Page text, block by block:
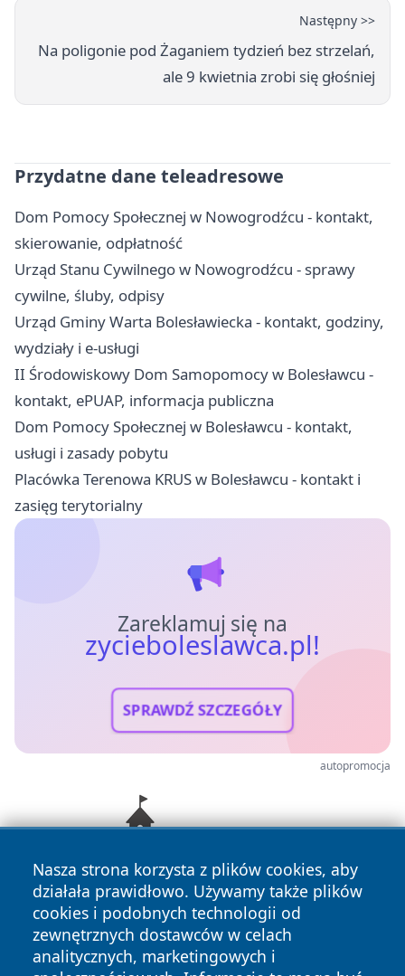
Następny >>
Na poligonie pod Żaganiem tydzień bez strzelań,
ale 9 kwietnia zrobi się głośniej
Przydatne dane teleadresowe
Dom Pomocy Społecznej w Nowogrodźcu - kontakt,
skierowanie, odpłatność
Urząd Stanu Cywilnego w Nowogrodźcu - sprawy
cywilne, śluby, odpisy
Urząd Gminy Warta Bolesławiecka - kontakt, godziny,
wydziały i e-usługi
II Środowiskowy Dom Samopomocy w Bolesławcu -
kontakt, ePUAP, informacja publiczna
Dom Pomocy Społecznej w Bolesławcu - kontakt,
usługi i zasady pobytu
Placówka Terenowa KRUS w Bolesławcu - kontakt i
zasięg terytorialny
Zareklamuj się na
zycieboleslawca.pl!
SPRAWDŹ SZCZEGÓŁY
autopromocja
Nasza strona korzysta z plików cookies, aby
działała prawidłowo. Używamy także plików
cookies i podobnych technologii od
zewnętrznych dostawców w celach
analitycznych, marketingowych i